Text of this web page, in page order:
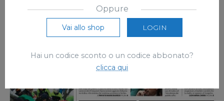
Oppure
Vai allo shop LOGIN
Hai un codice sconto o un codice abbonato?
clicca qui